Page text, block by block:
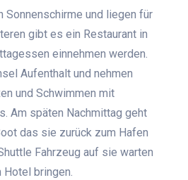
Sonnenschirme und liegen für
gibt es ein Restaurant in
einnehmen werden.
Aufenthalt und nehmen
und Schwimmen mit
Am späten Nachmittag geht
das sie zurück zum Hafen
Fahrzeug auf sie warten
Hotel bringen.